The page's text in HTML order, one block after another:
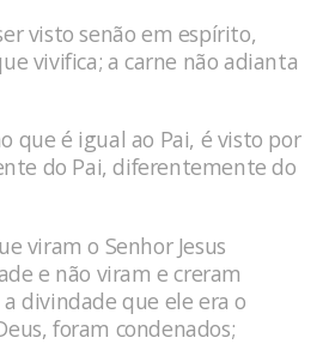
visto senão em espírito,
vivifica; a carne não adianta
que é igual ao Pai, é visto por
do Pai, diferen­temente do
viram o Senhor Je­sus
e não viram e creram
di­vindade que ele era o
foram condenados;